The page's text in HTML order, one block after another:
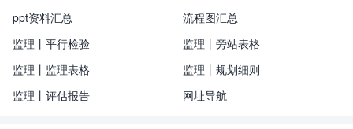
ppt资料汇总
流程图汇总
监理丨平行检验
监理丨旁站表格
监理丨监理表格
监理丨规划细则
监理丨评估报告
网址导航